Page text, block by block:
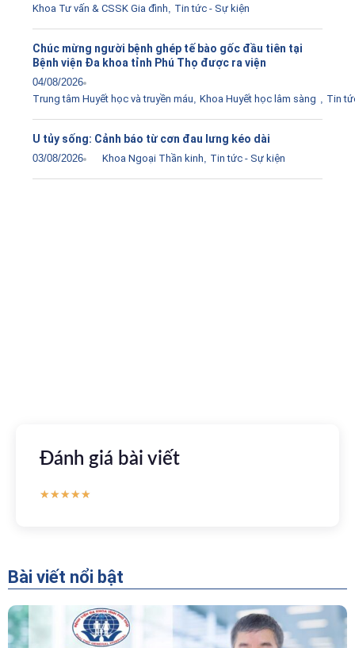
Khoa Tư vấn & CSSK Gia đình, Tin tức - Sự kiện
Chúc mừng người bệnh ghép tế bào gốc đầu tiên tại
Bệnh viện Đa khoa tỉnh Phú Thọ được ra viện
04/08/2026
Trung tâm Huyết học và truyền máu, Khoa Huyết học lâm sàng , Tin
U tủy sống: Cảnh báo từ cơn đau lưng kéo dài
03/08/2026 Khoa Ngoại Thần kinh, Tin tức - Sự kiện
Đánh giá bài viết
★★★★★
Bài viết nổi bật